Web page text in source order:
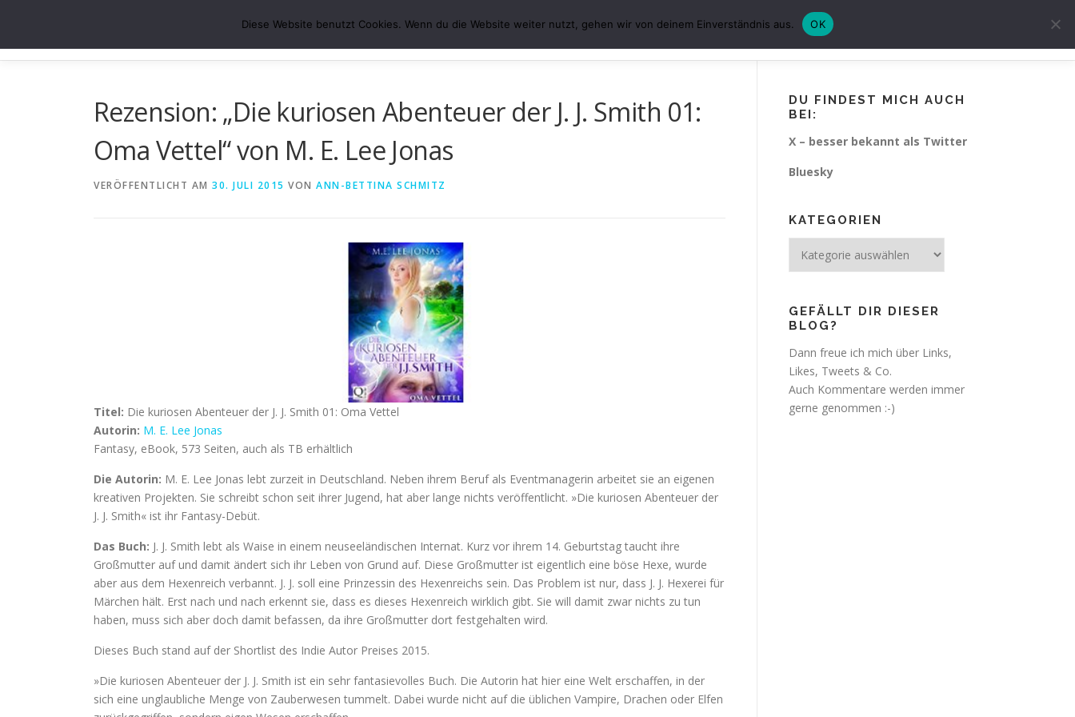
springen
ABS-LESE-ECKE ÜBER MICH VERÖFFENTLICHUNGEN DATENSCHUTZ IMPRESSUM
Rezension: „Die kuriosen Abenteuer der J. J. Smith 01:
Oma Vettel“ von M. E. Lee Jonas
VERÖFFENTLICHT AM 30. JULI 2015 VON ANN-BETTINA SCHMITZ
Titel: Die kuriosen Abenteuer der J. J. Smith 01: Oma Vettel
Autorin: M. E. Lee Jonas
Fantasy, eBook, 573 Seiten, auch als TB erhältlich
Die Autorin: M. E. Lee Jonas lebt zurzeit in Deutschland. Neben ihrem Beruf als Eventmanagerin arbeitet sie an eigenen
kreativen Projekten. Sie schreibt schon seit ihrer Jugend, hat aber lange nichts veröffentlicht. »Die kuriosen Abenteuer der
J. J. Smith« ist ihr Fantasy-Debüt.
Das Buch: J. J. Smith lebt als Waise in einem neuseeländischen Internat. Kurz vor ihrem 14. Geburtstag taucht ihre
Großmutter auf und damit ändert sich ihr Leben von Grund auf. Diese Großmutter ist eigentlich eine böse Hexe, wurde
aber aus dem Hexenreich verbannt. J. J. soll eine Prinzessin des Hexenreichs sein. Das Problem ist nur, dass J. J. Hexerei für
Märchen hält. Erst nach und nach erkennt sie, dass es dieses Hexenreich wirklich gibt. Sie will damit zwar nichts zu tun
haben, muss sich aber doch damit befassen, da ihre Großmutter dort festgehalten wird.
Dieses Buch stand auf der Shortlist des Indie Autor Preises 2015.
»Die kuriosen Abenteuer der J. J. Smith ist ein sehr fantasievolles Buch. Die Autorin hat hier eine Welt erschaffen, in der
sich eine unglaubliche Menge von Zauberwesen tummelt. Dabei wurde nicht auf die üblichen Vampire, Drachen oder Elfen
DU FINDEST MICH AUCH
BEI:
X – besser bekannt als Twitter
Bluesky
KATEGORIEN
GEFÄLLT DIR DIESER
BLOG?
Dann freue ich mich über Links,
Likes, Tweets & Co.
Auch Kommentare werden immer
gerne genommen :-)
Diese Website benutzt Cookies. Wenn du die Website weiter nutzt, gehen wir von deinem Einverständnis aus. OK